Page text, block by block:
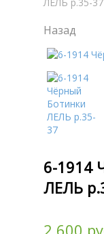
Назад
6-1914
ЛЕЛЬ